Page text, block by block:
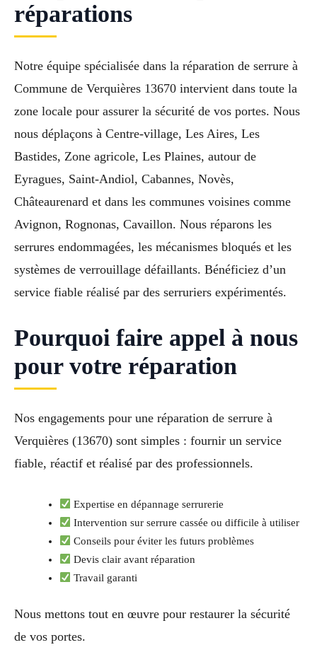
réparations
Notre équipe spécialisée dans la réparation de serrure à
Commune de Verquières 13670 intervient dans toute la
zone locale pour assurer la sécurité de vos portes. Nous
nous déplaçons à Centre-village, Les Aires, Les
Bastides, Zone agricole, Les Plaines, autour de
Eyragues, Saint-Andiol, Cabannes, Novès,
Châteaurenard et dans les communes voisines comme
Avignon, Rognonas, Cavaillon. Nous réparons les
serrures endommagées, les mécanismes bloqués et les
systèmes de verrouillage défaillants. Bénéficiez d’un
service fiable réalisé par des serruriers expérimentés.
Pourquoi faire appel à nous
pour votre réparation
Nos engagements pour une réparation de serrure à
Verquières (13670) sont simples : fournir un service
fiable, réactif et réalisé par des professionnels.
Expertise en dépannage serrurerie
Intervention sur serrure cassée ou difficile à utiliser
Conseils pour éviter les futurs problèmes
Devis clair avant réparation
Travail garanti
Nous mettons tout en œuvre pour restaurer la sécurité
de vos portes.